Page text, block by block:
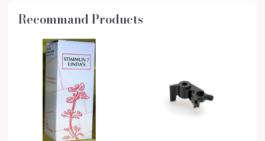
Recommand Products